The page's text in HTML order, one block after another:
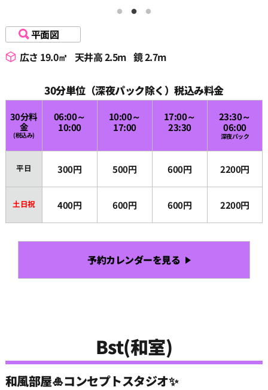
平面図
広さ 19.0㎡ 天井高 2.5m 鏡 2.7m
30分単位（深夜パック除く）税込み料金
30分料
金
(税込み)
06:00～
10:00
10:00～
17:00
17:00～
23:30
23:30～
06:00
深夜パック
平日 300円 500円 600円 2200円
土日祝 400円 600円 600円 2200円
予約カレンダーを見る
Bst(和室)
和風部屋🎍コンセプトスタジオ✨